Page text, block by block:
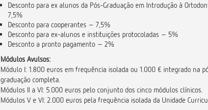
Desconto para ex alunos da Pós-Graduação em Introdução à
7,5%
Desconto para cooperantes – 7,5%
Desconto para ex-alunos e instituições protocoladas – 5%
Desconto a pronto pagamento – 2%
Módulos Avulsos:
Módulo I: 1.800 euros em frequência isolada ou 1.000 € integrado na
graduação completa.
Módulos II a VI: 5.000 euros pelo conjunto dos cinco módulos clínicos.
Módulos V e VI: 2.000 euros pela frequência isolada da Unidade